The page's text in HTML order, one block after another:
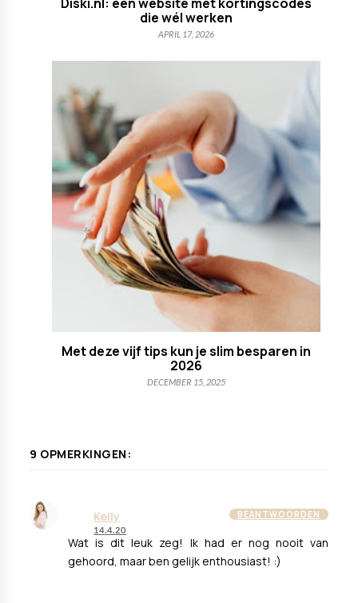
Diski.nl: een website met kortingscodes
die wél werken
APRIL 17, 2026
Met deze vijf tips kun je slim besparen in
2026
DECEMBER 15, 2025
9 OPMERKINGEN:
Kelly
14.4.20
Wat is dit leuk zeg! Ik had er nog nooit van
gehoord, maar ben gelijk enthousiast! :)
BEANTWOORDEN